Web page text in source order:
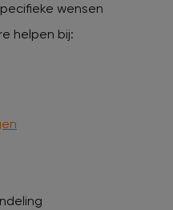
wensen
helpen bij: